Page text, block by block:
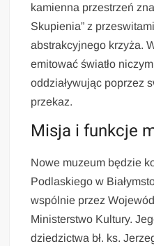
kamienna przestrzeń
Skupienia” z
abstrakcyjnego krzyża.
emitować światło
oddziaływując poprzez
przekaz.
Misja i funkcje
Nowe muzeum będzie
Podlaskiego w
wspólnie przez
Ministerstwo Kultury.
dziedzictwa bł. ks.